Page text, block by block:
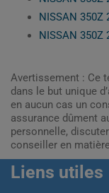
NISSAN 350Z
NISSAN 350Z
Avertissement : Ce
dans le but unique
en aucun cas un
assurance dûment
personnelle,
conseiller en
Liens utiles